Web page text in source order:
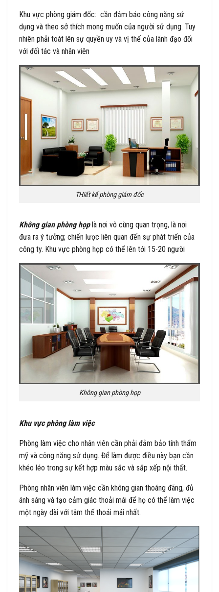
Khu vực phòng giám đốc: cần đảm bảo công năng sử
dụng và theo sở thích mong muốn của người sử dụng. Tuy
nhiên phải toát lên sự quyền uy và vị thế của lãnh đạo đối
với đối tác và nhân viên
THiết kế phòng giám đốc
Không gian phòng họplà nơi vô cùng quan trọng, là nơi
đưa ra ý tưởng; chiến lược liên quan đến sự phát triển của
công ty. Khu vực phòng họp có thể lên tới 15-20 người
Không gian phòng họp
Khu vực phòng làm việc
Phòng làm việc cho nhân viên cần phải đảm bảo tính thẩm
mỹ và công năng sử dụng. Để làm được điều này bạn cần
khéo léo trong sự kết hợp màu sắc và sắp xếp nội thất.
Phòng nhân viên làm việc cần không gian thoáng đãng, đủ
ánh sáng và tạo cảm giác thoải mái để họ có thể làm việc
một ngày dài với tâm thế thoải mái nhất.